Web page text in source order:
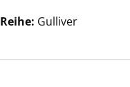
Reihe: Gulliver